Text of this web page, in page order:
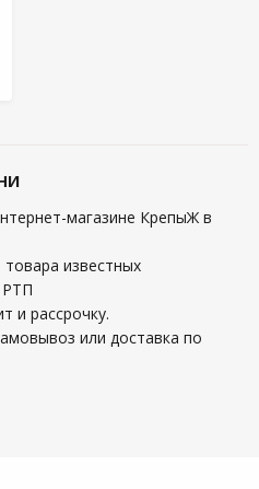
магазине КрепыЖ в
известных
РТП
и рассрочку.
или доставка по